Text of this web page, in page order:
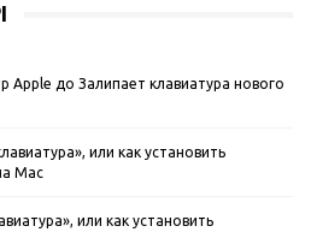
Apple до Залипает клавиатура нового
или как установить
Mac
или как установить